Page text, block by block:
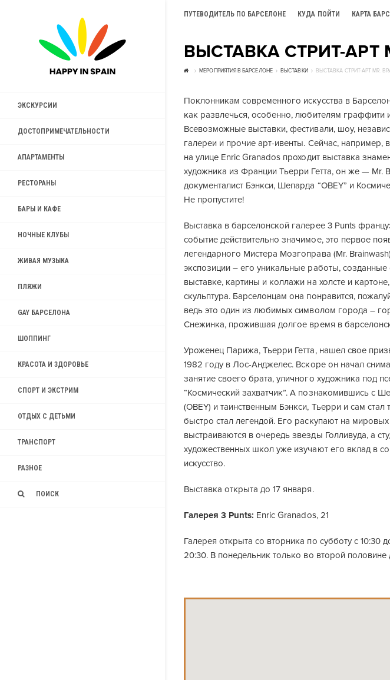
ПУТЕВОДИТЕЛЬ ПО БАРСЕЛОНЕ КУДА ПОЙТИ КАРТА
ЭКСКУРСИИ
ДОСТОПРИМЕЧАТЕЛЬНОСТИ
АПАРТАМЕНТЫ
РЕСТОРАНЫ
БАРЫ И КАФЕ
НОЧНЫЕ КЛУБЫ
ЖИВАЯ МУЗЫКА
ПЛЯЖИ
GAY БАРСЕЛОНА
ШОППИНГ
КРАСОТА И ЗДОРОВЬЕ
СПОРТ И ЭКСТРИМ
ОТДЫХ С ДЕТЬМИ
ТРАНСПОРТ
РАЗНОЕ
ПОИСК
ВЫСТАВКА СТРИТ-АРТ
МЕРОПРИЯТИЯ В БАРСЕЛОНЕ ВЫСТАВКИ ВЫСТАВКА СТРИТ-АРТ MR.
Поклонникам современного искусства в
как развлечься, особенно, любителям граффити
Всевозможные выставки, фестивали, шоу,
галереи и прочие арт-ивенты. Сейчас, например,
на улице Enric Granados проходит выставка
художника из Франции Тьерри Гетта, он же — Mr.
документалист Бэнкси, Шепарда “OBEY” и
Не пропустите!
Выставка в барселонской галерее 3 Punts
событие действительно значимое, это первое
легендарного Мистера Мозгоправа (Mr.
экспозиции – его уникальные работы, созданные
выставке, картины и коллажи на холсте и
скульптура. Барселонцам она понравится,
ведь это один из любимых символом города –
Снежинка, прожившая долгое время в
Уроженец Парижа, Тьерри Гетта, нашел свое
1982 году в Лос-Анджелес. Вскоре он начал
занятие своего брата, уличного художника под
“Космический захватчик”. А познакомившись с
(OBEY) и таинственным Бэнкси, Тьерри и сам стал
быстро стал легендой. Его раскупают на
выстраиваются в очередь звезды Голливуда, а
художественных школ уже изучают его вклад в
искусство.
Выставка открыта до 17 января.
Галерея 3 Punts: Enric Granados, 21
Галерея открыта со вторника по субботу с 10:30
20:30. В понедельник только во второй половине